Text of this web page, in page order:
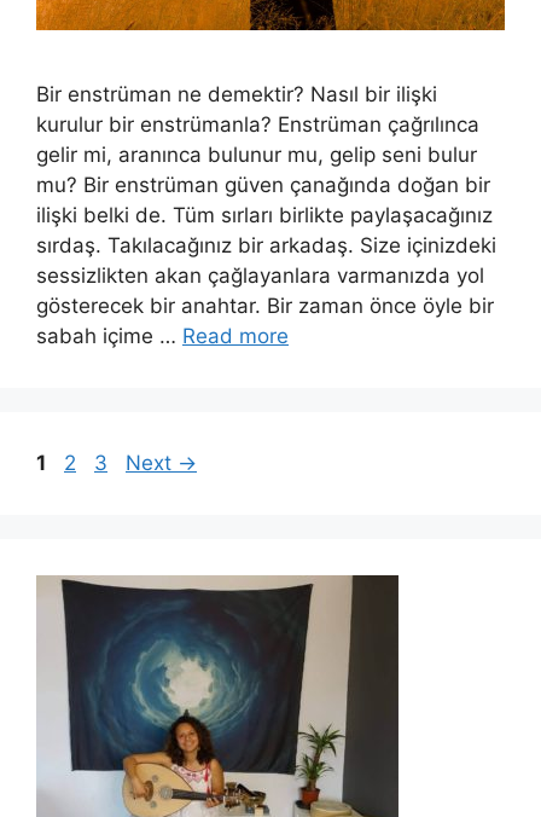
Bir enstrüman ne demektir? Nasıl bir ilişki
kurulur bir enstrümanla? Enstrüman çağrılınca
gelir mi, aranınca bulunur mu, gelip seni bulur
mu? Bir enstrüman güven çanağında doğan bir
ilişki belki de. Tüm sırları birlikte paylaşacağınız
sırdaş. Takılacağınız bir arkadaş. Size içinizdeki
sessizlikten akan çağlayanlara varmanızda yol
gösterecek bir anahtar. Bir zaman önce öyle bir
sabah içime … Read more
Page
1 Page
2 Page
3 Next →